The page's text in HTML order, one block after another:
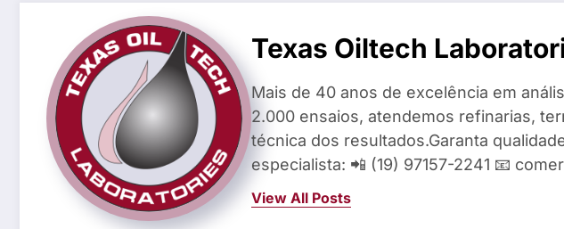
Texas Oiltech
Mais de 40 anos de excelência em
2.000 ensaios, atendemos refinarias,
técnica dos resultados.Garanta
especialista: 📲 (19) 97157-2241 📧
View All Posts